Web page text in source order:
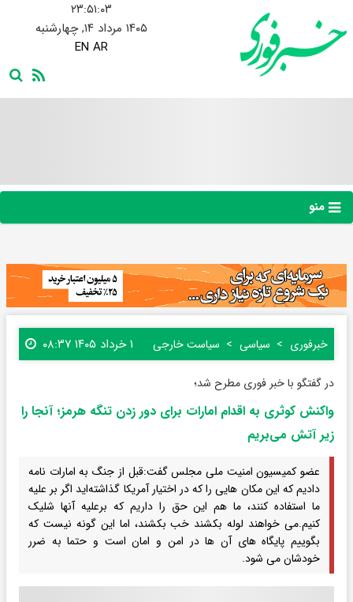
۲۳:۵۱:۰۴
۱۴۰۵ مرداد ۱۴, چهارشنبه
EN AR
منو
خبرفوری سیاسی سیاست خارجی ۱ خرداد ۱۴۰۵ ۰۸:۳۷
در گفتگو با خبر فوری مطرح شد؛
واکنش کوثری به اقدام امارات برای دور زدن تنگه هرمز؛ آنجا را
زیر آتش می‌بریم
عضو کمیسیون امنیت ملی مجلس گفت:قبل از جنگ به امارات نامه
دادیم که این مکان ‌هایی را که در اختیار آمریکا گذاشته‌اید اگر بر علیه
ما استفاده کنند، ما هم این حق را داریم که برعلیه آنها شلیک
کنیم.می خواهند لوله بکشند خب بکشند، اما این گونه نیست که
بگوییم پایگاه های آن ها در امن و امان است و حتما به ضرر
خودشان می شود.